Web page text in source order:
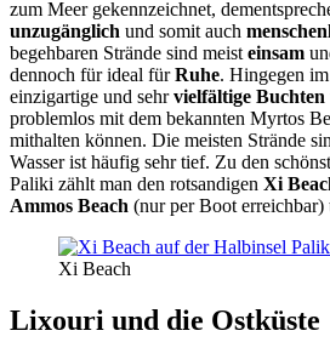
zum Meer gekennzeichnet,
unzugänglich und somit auch
begehbaren Strände sind meist einsam
dennoch für ideal fürRuhe. Hingegen
einzigartige und sehrvielfältige Buchten
problemlos mit dem bekannten Myrtos
mithalten können. Die meisten Strände
Wasser ist häufig sehr tief. Zu den
Paliki zählt man den rotsandigen Xi
Ammos Beach (nur per Boot erreichbar)
Xi Beach
Lixouri und die Ostküste